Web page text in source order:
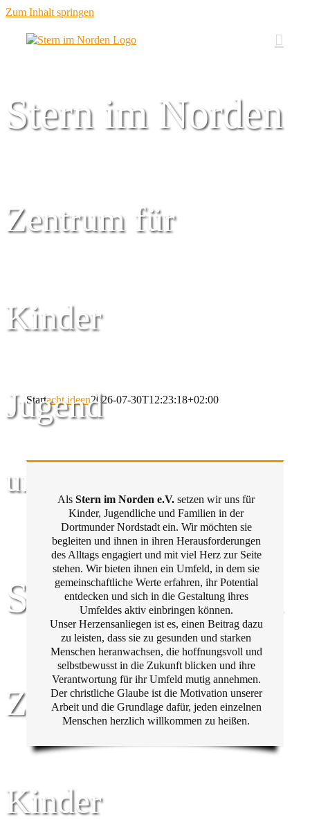
Zum Inhalt springen
Stern im Norden
Zentrum für
Kinder
Jugend
und Familie
Stern im Norden
Zentrum für
Kinder
Startacht ideen2026-07-30T12:23:18+02:00
Als Stern im Norden e.V. setzen wir uns für
Kinder, Jugendliche und Familien in der
Dortmunder Nordstadt ein. Wir möchten sie
begleiten und ihnen in ihren Herausforderungen
des Alltags engagiert und mit viel Herz zur Seite
stehen. Wir bieten ihnen ein Umfeld, in dem sie
gemeinschaftliche Werte erfahren, ihr Potential
entdecken und sich in die Gestaltung ihres
Umfeldes aktiv einbringen können.
Unser Herzensanliegen ist es, einen Beitrag dazu
zu leisten, dass sie zu gesunden und starken
Menschen heranwachsen, die hoffnungsvoll und
selbstbewusst in die Zukunft blicken und ihre
Verantwortung für ihr Umfeld mutig annehmen.
Der christliche Glaube ist die Motivation unserer
Arbeit und die Grundlage dafür, jeden einzelnen
Menschen herzlich willkommen zu heißen.